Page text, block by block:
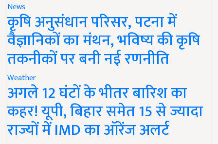
News
कृषि अनुसंधान परिसर, पटना में
वैज्ञानिकों का मंथन, भविष्य की कृषि
तकनीकों पर बनी नई रणनीति
Weather
अगले 12 घंटों के भीतर बारिश का
कहर! यूपी, बिहार समेत 15 से ज्यादा
राज्यों में IMD का ऑरेंज अलर्ट